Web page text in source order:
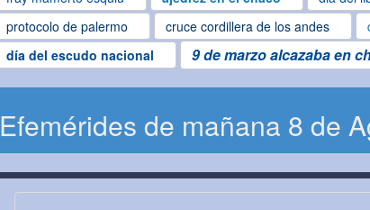
protocolo de palermo
cruce cordillera de los andes
día del escudo nacional
9 de marzo alcazaba en
Efemérides de mañana 8 de